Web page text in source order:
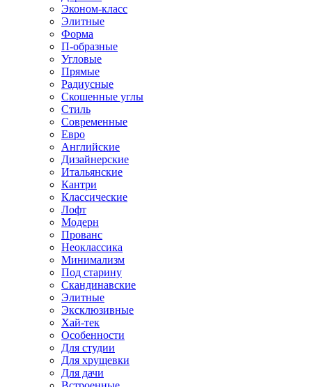
Эконом-класс
Элитные
Форма
П-образные
Угловые
Прямые
Радиусные
Скошенные углы
Стиль
Современные
Евро
Английские
Дизайнерские
Итальянские
Кантри
Классические
Лофт
Модерн
Прованс
Неоклассика
Минимализм
Под старину
Скандинавские
Элитные
Эксклюзивные
Хай-тек
Особенности
Для студии
Для хрущевки
Для дачи